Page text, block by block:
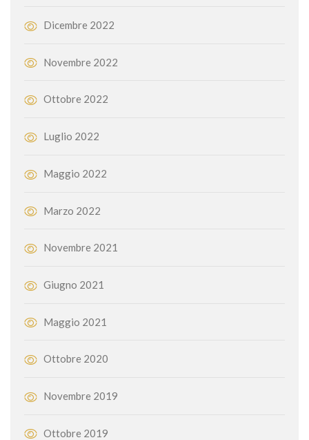
Dicembre 2022
Novembre 2022
Ottobre 2022
Luglio 2022
Maggio 2022
Marzo 2022
Novembre 2021
Giugno 2021
Maggio 2021
Ottobre 2020
Novembre 2019
Ottobre 2019